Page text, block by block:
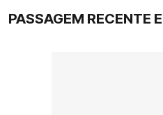
PASSAGEM RECENTE